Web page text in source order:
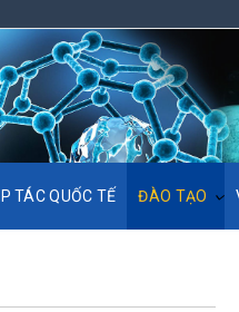
TÁC QUỐC TẾ ĐÀO TẠO